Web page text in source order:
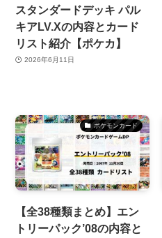
スタンダードデッキ パル
キアLV.Xの内容とカード
リスト紹介【ポケカ】
2026年6月11日
ポケモンカード
【全38種類まとめ】エン
トリーパック’08の内容と